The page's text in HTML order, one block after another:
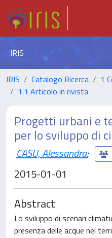
IRIS
IRIS Catalogo Ricerca
1
1.1 Articolo in rivista
Progetti urbani e
per lo sviluppo di
CASU, Alessandra;
2015-01-01
Abstract
Lo sviluppo di scenari
presenza delle acque nel